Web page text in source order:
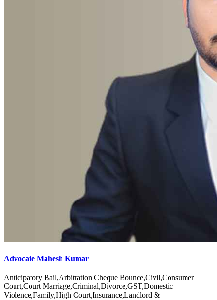
Advocate Mahesh Kumar
Anticipatory Bail,Arbitration,Cheque Bounce,Civil,Consumer
Court,Court Marriage,Criminal,Divorce,GST,Domestic
Violence,Family,High Court,Insurance,Landlord &